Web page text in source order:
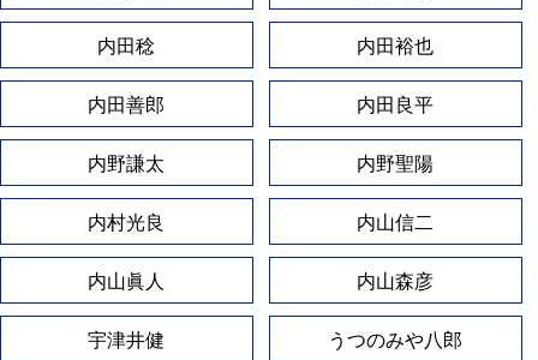
内田稔 内田裕也
内田善郎 内田良平
内野謙太 内野聖陽
内村光良 内山信二
内山眞人 内山森彦
宇津井健 うつのみや八郎